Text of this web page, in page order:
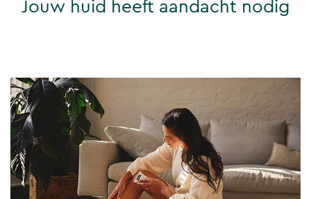
Jouw huid heeft aandacht nodig